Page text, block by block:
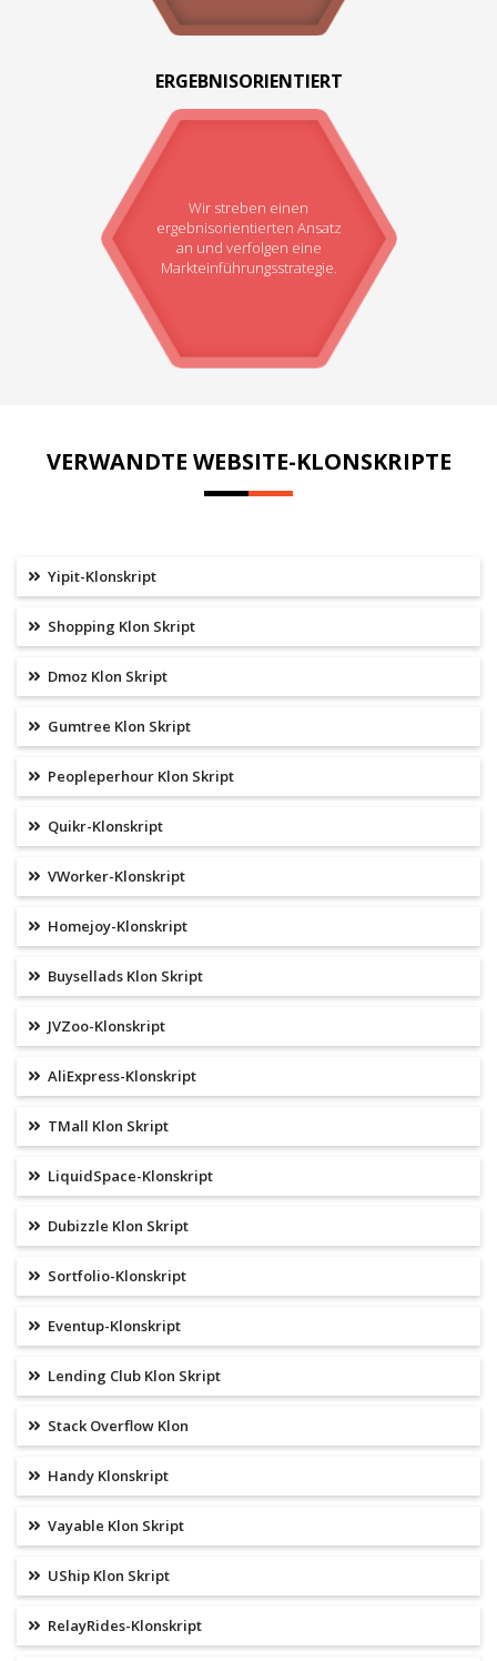
ERGEBNISORIENTIERT
Wir streben einen
ergebnisorientierten Ansatz
an und verfolgen eine
Markteinführungsstrategie.
VERWANDTE WEBSITE-KLONSKRIPTE
Yipit-Klonskript
Shopping Klon Skript
Dmoz Klon Skript
Gumtree Klon Skript
Peopleperhour Klon Skript
Quikr-Klonskript
VWorker-Klonskript
Homejoy-Klonskript
Buysellads Klon Skript
JVZoo-Klonskript
AliExpress-Klonskript
TMall Klon Skript
LiquidSpace-Klonskript
Dubizzle Klon Skript
Sortfolio-Klonskript
Eventup-Klonskript
Lending Club Klon Skript
Stack Overflow Klon
Handy Klonskript
Vayable Klon Skript
UShip Klon Skript
RelayRides-Klonskript